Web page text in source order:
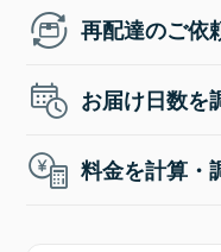
再配達のご依
お届け日数を
料金を計算・